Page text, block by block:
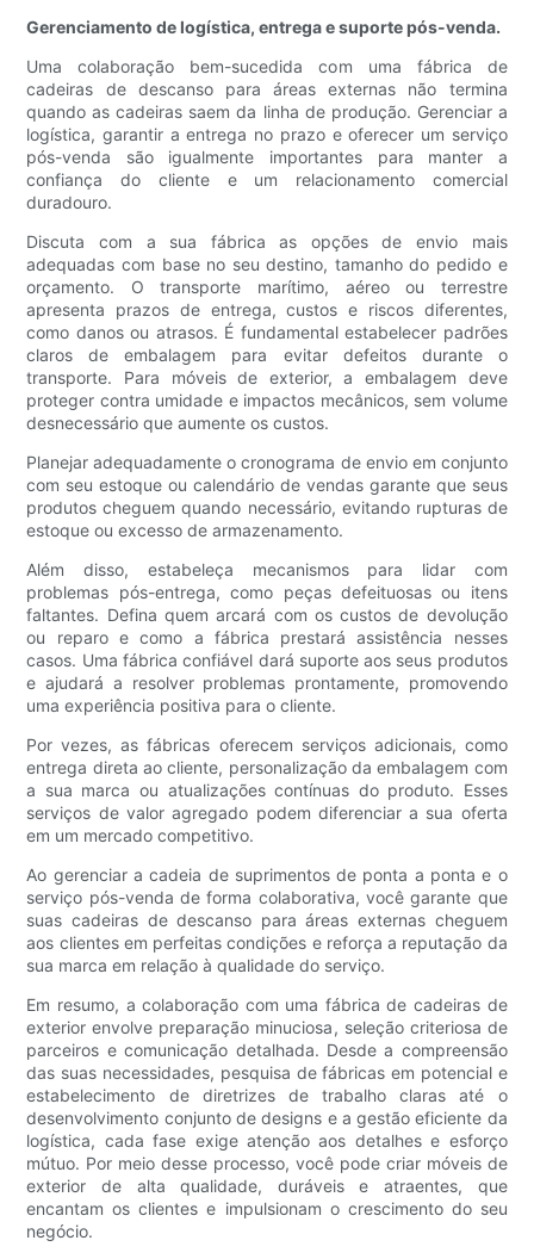
Gerenciamento de logística, entrega e suporte pós-venda.
Uma colaboração bem-sucedida com uma fábrica de
cadeiras de descanso para áreas externas não termina
quando as cadeiras saem da linha de produção. Gerenciar a
logística, garantir a entrega no prazo e oferecer um serviço
pós-venda são igualmente importantes para manter a
confiança do cliente e um relacionamento comercial
duradouro.
Discuta com a sua fábrica as opções de envio mais
adequadas com base no seu destino, tamanho do pedido e
orçamento. O transporte marítimo, aéreo ou terrestre
apresenta prazos de entrega, custos e riscos diferentes,
como danos ou atrasos. É fundamental estabelecer padrões
claros de embalagem para evitar defeitos durante o
transporte. Para móveis de exterior, a embalagem deve
proteger contra umidade e impactos mecânicos, sem volume
desnecessário que aumente os custos.
Planejar adequadamente o cronograma de envio em conjunto
com seu estoque ou calendário de vendas garante que seus
produtos cheguem quando necessário, evitando rupturas de
estoque ou excesso de armazenamento.
Além disso, estabeleça mecanismos para lidar com
problemas pós-entrega, como peças defeituosas ou itens
faltantes. Defina quem arcará com os custos de devolução
ou reparo e como a fábrica prestará assistência nesses
casos. Uma fábrica confiável dará suporte aos seus produtos
e ajudará a resolver problemas prontamente, promovendo
uma experiência positiva para o cliente.
Por vezes, as fábricas oferecem serviços adicionais, como
entrega direta ao cliente, personalização da embalagem com
a sua marca ou atualizações contínuas do produto. Esses
serviços de valor agregado podem diferenciar a sua oferta
em um mercado competitivo.
Ao gerenciar a cadeia de suprimentos de ponta a ponta e o
serviço pós-venda de forma colaborativa, você garante que
suas cadeiras de descanso para áreas externas cheguem
aos clientes em perfeitas condições e reforça a reputação da
sua marca em relação à qualidade do serviço.
Em resumo, a colaboração com uma fábrica de cadeiras de
exterior envolve preparação minuciosa, seleção criteriosa de
parceiros e comunicação detalhada. Desde a compreensão
das suas necessidades, pesquisa de fábricas em potencial e
estabelecimento de diretrizes de trabalho claras até o
desenvolvimento conjunto de designs e a gestão eficiente da
logística, cada fase exige atenção aos detalhes e esforço
mútuo. Por meio desse processo, você pode criar móveis de
exterior de alta qualidade, duráveis ​​e atraentes, que
encantam os clientes e impulsionam o crescimento do seu
negócio.